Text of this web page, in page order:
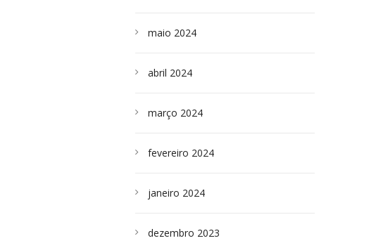
maio 2024
abril 2024
março 2024
fevereiro 2024
janeiro 2024
dezembro 2023